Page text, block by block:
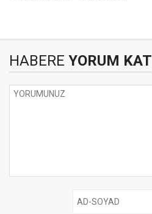
HABERE YORUM KAT